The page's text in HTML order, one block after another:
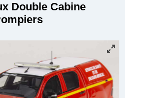
Double Cabine